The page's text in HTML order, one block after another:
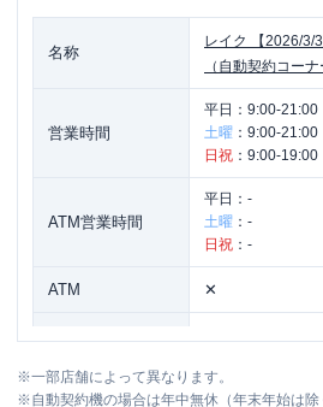
名称
レイク
【2026/
（自動契約コーナ
営業時間
平日： 9:00-21:00
土曜 ： 9:00-21:00
日祝 ： 9:00-19:00
ATM営業時間
平日： -
土曜 ： -
日祝 ： -
ATM ✕
住所 福岡県福岡市東
※一部店舗によって異なります。
※自動契約機の場合は年中無休（年末年始は除